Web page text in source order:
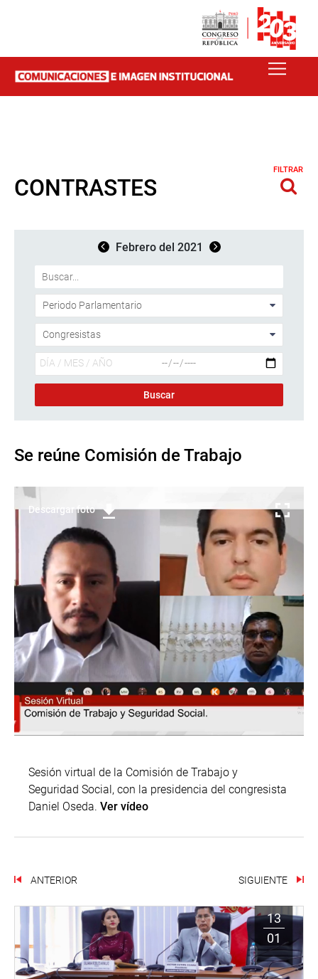
CONTRASTES
FILTRAR
Febrero del 2021
Se reúne Comisión de Trabajo
Descargar foto
Sesión virtual de la Comisión de Trabajo y
Seguridad Social, con la presidencia del congresista
Daniel Oseda. Ver vídeo
ANTERIOR SIGUIENTE
13
01